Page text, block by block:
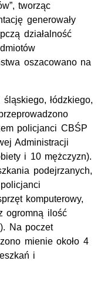
tworząc
generowały
działalność
oszacowano na
łódzkiego,
policjanci CBŚP
Administracji
i 10 mężczyzn).
podejrzanych,
komputerowy,
ogromną ilość
Na poczet
mienie około 4
i